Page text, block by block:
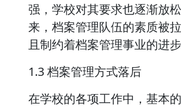
强，学校对其要求也逐渐放
来，档案管理队伍的素质被
且制约着档案管理事业的进步
1.3 档案管理方式落后
在学校的各项工作中，基本